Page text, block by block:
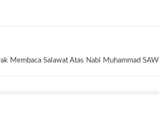
Membaca Salawat Atas Nabi Muhammad SAW